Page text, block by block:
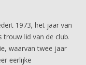
1973, het jaar van
trouw lid van de club.
waarvan twee jaar
eerlijke